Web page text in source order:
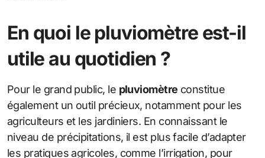
En quoi le pluviomètre est-il
utile au quotidien ?
Pour le grand public, le pluviomètre constitue
également un outil précieux, notamment pour les
agriculteurs et les jardiniers. En connaissant le
niveau de précipitations, il est plus facile d’adapter
les pratiques agricoles, comme l’irrigation, pour